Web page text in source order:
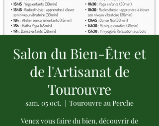
Salon du Bien-Être et
de l'Artisanat de
Tourouvre
sam. 05 oct.
  |
Tourouvre au Perche
Venez vous faire du bien, découvrir de